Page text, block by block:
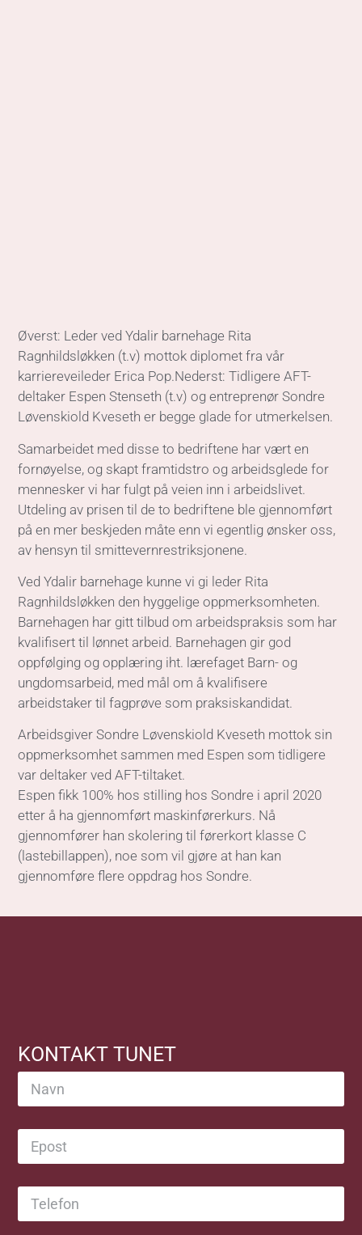
Øverst: Leder ved Ydalir barnehage Rita
Ragnhildsløkken (t.v) mottok diplomet fra vår
karriereveileder Erica Pop.Nederst: Tidligere AFT-
deltaker Espen Stenseth (t.v) og entreprenør Sondre
Løvenskiold Kveseth er begge glade for utmerkelsen.
Samarbeidet med disse to bedriftene har vært en
fornøyelse, og skapt framtidstro og arbeidsglede for
mennesker vi har fulgt på veien inn i arbeidslivet.
Utdeling av prisen til de to bedriftene ble gjennomført
på en mer beskjeden måte enn vi egentlig ønsker oss,
av hensyn til smittevernrestriksjonene.
Ved Ydalir barnehage kunne vi gi leder Rita
Ragnhildsløkken den hyggelige oppmerksomheten.
Barnehagen har gitt tilbud om arbeidspraksis som har
kvalifisert til lønnet arbeid. Barnehagen gir god
oppfølging og opplæring iht. lærefaget Barn- og
ungdomsarbeid, med mål om å kvalifisere
arbeidstaker til fagprøve som praksiskandidat.
Arbeidsgiver Sondre Løvenskiold Kveseth mottok sin
oppmerksomhet sammen med Espen som tidligere
var deltaker ved AFT-tiltaket.
Espen fikk 100% hos stilling hos Sondre i april 2020
etter å ha gjennomført maskinførerkurs. Nå
gjennomfører han skolering til førerkort klasse C
(lastebillappen), noe som vil gjøre at han kan
gjennomføre flere oppdrag hos Sondre.
KONTAKT TUNET